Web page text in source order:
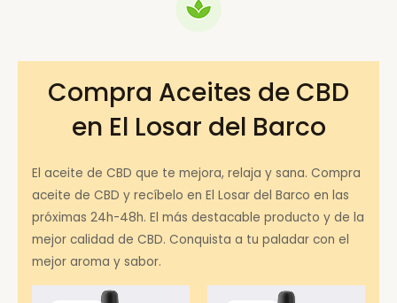
Compra Aceites de CBD
en El Losar del Barco
El aceite de CBD que te mejora, relaja y sana. Compra
aceite de CBD y recíbelo en El Losar del Barco en las
próximas 24h-48h. El más destacable producto y de la
mejor calidad de CBD. Conquista a tu paladar con el
mejor aroma y sabor.